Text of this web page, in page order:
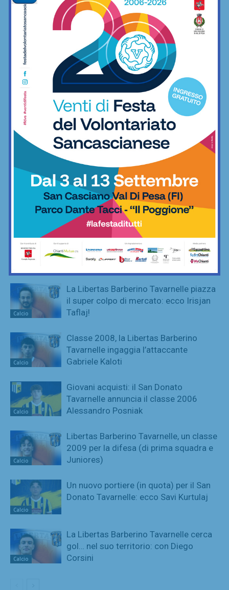
Calcio
comincia il 23 agosto contro la
Lucchese
Serie D, ecco i gironi 2026/27. Grassina
e San Donato Tavarnelle con tre
emiliane, una laziale e una umbra
Calcio
Serie D, ecco i due passaggi
fondamentali su organici e calendari (e
il Grassina spera…)
Calcio
Il San Donato Tavarnelle vince la sua
prima amichevole: 2-1 in rimonta
contro il Grosseto di Indiani
Neri Valiante: la Libertas Barberino
Tavarnelle acquista un terzino… con il
vizio del gol
San Donato Tavarnelle, ingaggiato il
difensore classe 2007 Nicholas Belloni
Calcio
La Libertas Barberino Tavarnelle piazza
il super colpo di mercato: ecco Irisjan
Taflaj!
Calcio
Classe 2008, la Libertas Barberino
Tavarnelle ingaggia l’attaccante
Gabriele Kaloti
Calcio
Giovani acquisti: il San Donato
Tavarnelle annuncia il classe 2006
Alessandro Posniak
Calcio
Libertas Barberino Tavarnelle, un classe
2009 per la difesa (di prima squadra e
Juniores)
Calcio
Un nuovo portiere (in quota) per il San
Donato Tavarnelle: ecco Savi Kurtulaj
Calcio
La Libertas Barberino Tavarnelle cerca
gol… nel suo territorio: con Diego
Corsini